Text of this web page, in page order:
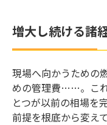
増大し続ける諸
現場へ向かうための
めの管理費……。こ
とつが以前の相場を
前提を根底から変え